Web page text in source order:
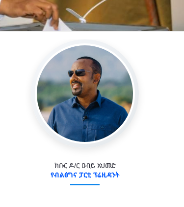
ክቡር ዶ/ር ዐብይ አህመድ
የብልፅግና ፓርቲ ፕሬዚዳንት